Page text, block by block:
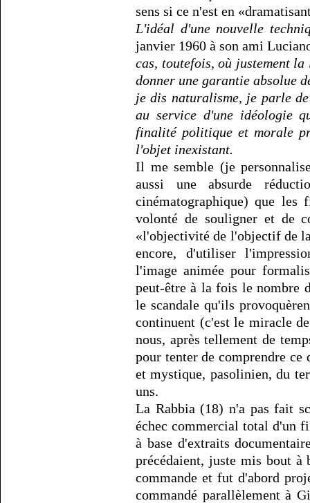
sens si ce n'est en
L'idéal d'une nouvelle
janvier 1960 à son ami
cas, toutefois, où justement
donner une garantie absolue
je dis naturalisme, je parle
au service d'une idéologie
finalité politique et morale
l'objet inexistant.
Il me semble (je
aussi une absurde
cinématographique) que
volonté de souligner et de
«l'objectivité de l'objectif de
encore, d'utiliser
l'image animée pour
peut-être à la fois le nombre
le scandale qu'ils
continuent (c'est le miracle
nous, après tellement de
pour tenter de comprendre ce
et mystique, pasolinien, du
uns.
La Rabbia (18) n'a pas fait
échec commercial total d'un
à base d'extraits
précédaient, juste mis bout à
commande et fut d'abord
commandé parallèlement à